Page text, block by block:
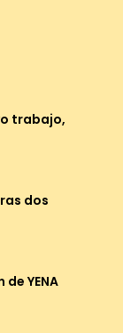
trabajo,
dos
YENA